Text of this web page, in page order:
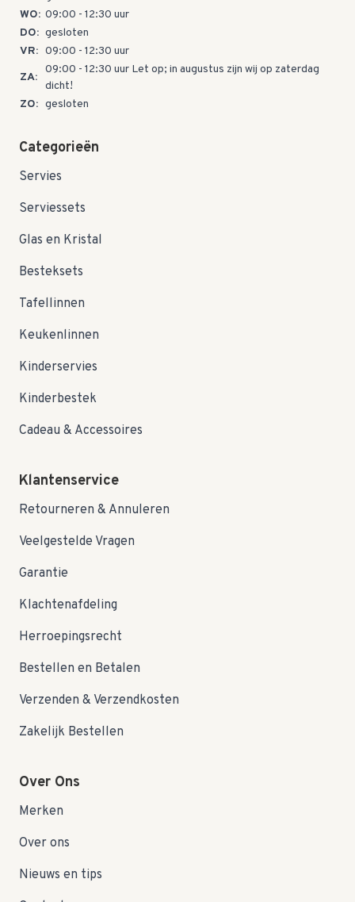
WO: 09:00 - 12:30 uur
DO: gesloten
VR: 09:00 - 12:30 uur
ZA:
09:00 - 12:30 uur Let op; in augustus zijn wij op zaterdag
dicht!
ZO: gesloten
Categorieën
Servies
Serviessets
Glas en Kristal
Besteksets
Tafellinnen
Keukenlinnen
Kinderservies
Kinderbestek
Cadeau & Accessoires
Klantenservice
Retourneren & Annuleren
Veelgestelde Vragen
Garantie
Klachtenafdeling
Herroepingsrecht
Bestellen en Betalen
Verzenden & Verzendkosten
Zakelijk Bestellen
Over Ons
Merken
Over ons
Nieuws en tips